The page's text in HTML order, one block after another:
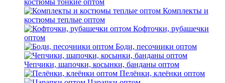
костюмы тонкие оптом
Комплекты и
костюмы теплые оптом
Кофточки, рубашечки
оптом
Боди, песочники оптом
Чепчики, шапочки, косынки, банданы оптом
Пелёнки, клеёнки оптом